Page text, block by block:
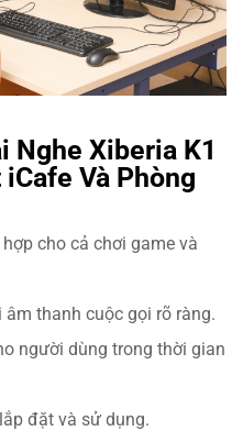
Nghe Xiberia K1
Và Phòng
hợp cho cả chơi game và
âm thanh cuộc gọi rõ ràng.
người dùng trong thời gian
đặt và sử dụng.